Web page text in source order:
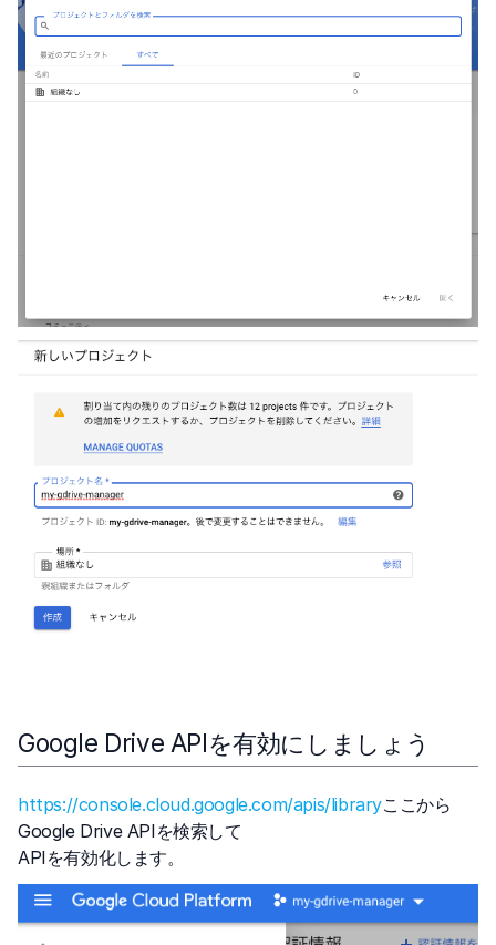
Google Drive APIを有効にしましょう
https://console.cloud.google.com/apis/libraryここから
Google Drive APIを検索して
APIを有効化します。